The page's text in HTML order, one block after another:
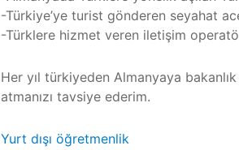
-Türkiye’ye turist gönderen seyahat
-Türklere hizmet veren iletişim
Her yıl türkiyeden Almanyaya
atmanızı tavsiye ederim.
Yurt dışı öğretmenlik